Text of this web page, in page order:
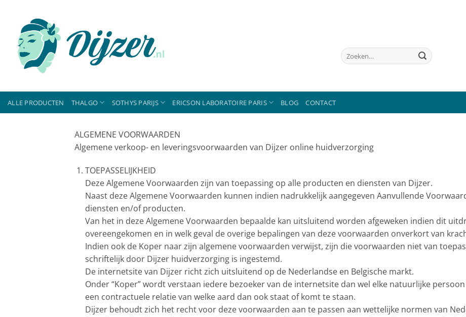
inhoud
Zoeken
naar:
ALLE PRODUCTEN THALGO SOTHYS PARIJS ERICSON LABORATOIRE PARIS BLOG CONTACT
ALGEMENE VOORWAARDEN
Algemene verkoop- en leveringsvoorwaarden van Dijzer online huidverzorging
TOEPASSELIJKHEID
Deze Algemene Voorwaarden zijn van toepassing op alle producten en diensten van Dijzer.
Naast deze Algemene Voorwaarden kunnen indien nadrukkelijk aangegeven Aanvullende
diensten en/of producten.
Van het in deze Algemene Voorwaarden bepaalde kan uitsluitend worden afgeweken indien dit
overeengekomen en in welk geval de overige bepalingen van deze voorwaarden onverkort van
Indien ook de Koper naar zijn algemene voorwaarden verwijst, zijn die voorwaarden niet van
schriftelijk door Dijzer huidverzorging is ingestemd.
De internetsite van Dijzer richt zich uitsluitend op de Nederlandse en Belgische markt.
Onder “Koper” wordt verstaan iedere bezoeker van de internetsite dan wel elke natuurlijke
een contractuele relatie van welke aard dan ook staat of komt te staan.
Dijzer behoudt zich het recht voor deze voorwaarden aan te passen aan wettelijke normen van